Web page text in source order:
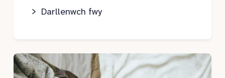
Darllenwch fwy